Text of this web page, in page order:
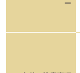
ー